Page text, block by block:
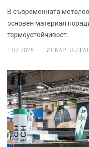
В съвременната
основен материал
термоустойчивост.
1.07.2026 . ИСКАР